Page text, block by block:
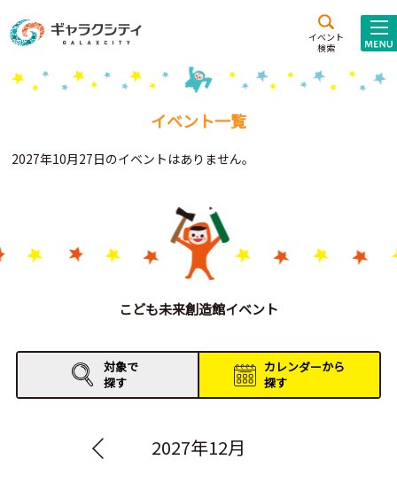
イベント
検索
施設案内
こども
西新井
施設･
Gがくえん
お知らせ
イベントレポート
イベント一覧
2027年10月27日のイベントはありません。
こども未来創造館イベント
対象で
探す
カレンダーから
探す
2027年12月